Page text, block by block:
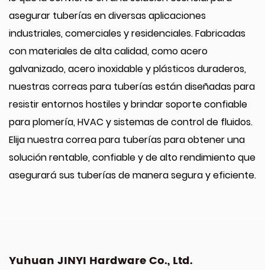
asegurar tuberías en diversas aplicaciones
industriales, comerciales y residenciales. Fabricadas
con materiales de alta calidad, como acero
galvanizado, acero inoxidable y plásticos duraderos,
nuestras correas para tuberías están diseñadas para
resistir entornos hostiles y brindar soporte confiable
para plomería, HVAC y sistemas de control de fluidos.
Elija nuestra correa para tuberías para obtener una
solución rentable, confiable y de alto rendimiento que
asegurará sus tuberías de manera segura y eficiente.
Yuhuan JINYI Hardware Co., Ltd.